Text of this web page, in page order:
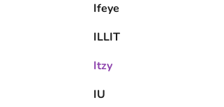
Ifeye
ILLIT
Itzy
IU